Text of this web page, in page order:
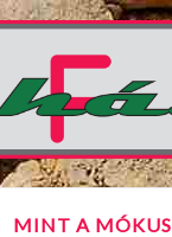
MINT A MÓKUS